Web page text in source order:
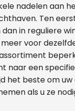
nadelen aan
Ten
in reguliere
voor
naar een
het beste om uw
als u ze